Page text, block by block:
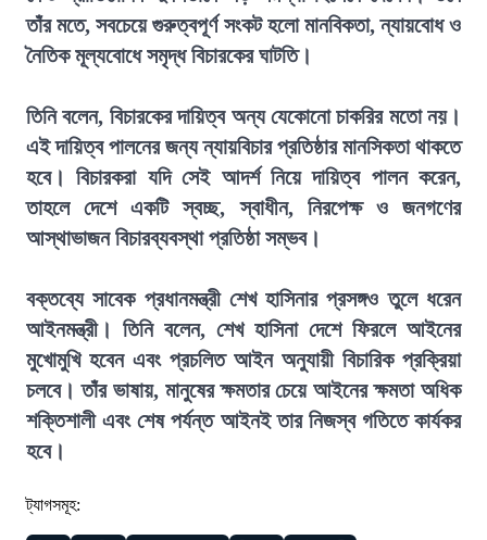
তাঁর মতে, সবচেয়ে গুরুত্বপূর্ণ সংকট হলো মানবিকতা, ন্যায়বোধ ও
নৈতিক মূল্যবোধে সমৃদ্ধ বিচারকের ঘাটতি।
তিনি বলেন, বিচারকের দায়িত্ব অন্য যেকোনো চাকরির মতো নয়।
এই দায়িত্ব পালনের জন্য ন্যায়বিচার প্রতিষ্ঠার মানসিকতা থাকতে
হবে। বিচারকরা যদি সেই আদর্শ নিয়ে দায়িত্ব পালন করেন,
তাহলে দেশে একটি স্বচ্ছ, স্বাধীন, নিরপেক্ষ ও জনগণের
আস্থাভাজন বিচারব্যবস্থা প্রতিষ্ঠা সম্ভব।
বক্তব্যে সাবেক প্রধানমন্ত্রী শেখ হাসিনার প্রসঙ্গও তুলে ধরেন
আইনমন্ত্রী। তিনি বলেন, শেখ হাসিনা দেশে ফিরলে আইনের
মুখোমুখি হবেন এবং প্রচলিত আইন অনুযায়ী বিচারিক প্রক্রিয়া
চলবে। তাঁর ভাষায়, মানুষের ক্ষমতার চেয়ে আইনের ক্ষমতা অধিক
শক্তিশালী এবং শেষ পর্যন্ত আইনই তার নিজস্ব গতিতে কার্যকর
হবে।
ট্যাগসমূহ: